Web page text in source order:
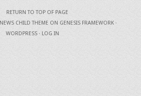
RETURN TO TOP OF PAGE
NEWS CHILD THEME ON GENESIS FRAMEWORK ·
WORDPRESS · LOG IN